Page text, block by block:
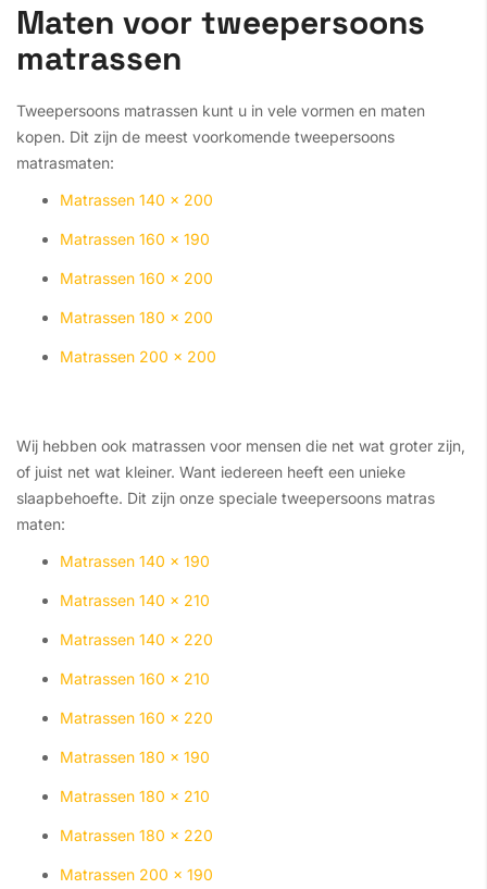
Maten voor tweepersoons
matrassen
Tweepersoons matrassen kunt u in vele vormen en maten
kopen. Dit zijn de meest voorkomende tweepersoons
matrasmaten:
Matrassen 140 x 200
Matrassen 160 x 190
Matrassen 160 x 200
Matrassen 180 x 200
Matrassen 200 x 200
Wij hebben ook matrassen voor mensen die net wat groter zijn,
of juist net wat kleiner. Want iedereen heeft een unieke
slaapbehoefte. Dit zijn onze speciale tweepersoons matras
maten:
Matrassen 140 x 190
Matrassen 140 x 210
Matrassen 140 x 220
Matrassen 160 x 210
Matrassen 160 x 220
Matrassen 180 x 190
Matrassen 180 x 210
Matrassen 180 x 220
Matrassen 200 x 190